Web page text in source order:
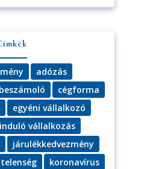
adózás
beszámoló
cégforma
egyéni vállalkozó
induló vállalkozás
járulékkedvezmény
koronavírus